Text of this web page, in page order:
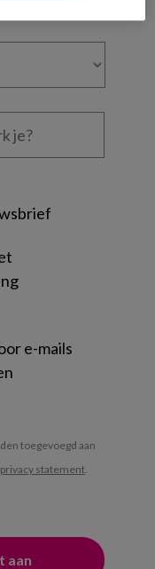
e-mails
toegevoegd aan
privacy statement.